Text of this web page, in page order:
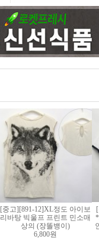
[중고][891-12]XL정도 아이보
리바탕 빅울프 프린트 민소매
상의 (장똘뱅이)
6,800원